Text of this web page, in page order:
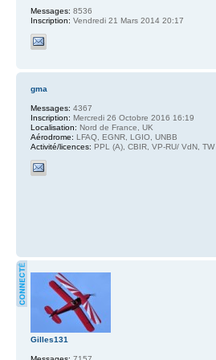
Messages: 8536
Inscription: Vendredi 21 Mars 2014 20:17
gma
Messages: 4367
Inscription: Mercredi 26 Octobre 2016 16:19
Localisation: Nord de France, UK
Aérodrome: LFAQ, EGNR, LGIO, UNBB
Activité/licences: PPL (A), CBIR, VP-RU/ VdN, TW
Gilles131